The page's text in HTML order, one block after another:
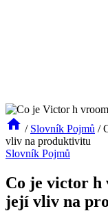
/ Slovník Pojmů /
vliv na produktivitu
Slovník Pojmů
Co je victor h
její vliv na